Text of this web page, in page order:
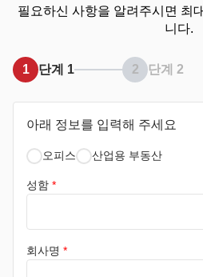
필요하신 사항을 알려주시면 최
니다.
1 단계 1 2 단계 2
아래 정보를 입력해 주세요
오피스 산업용 부동산
성함 *
회사명 *